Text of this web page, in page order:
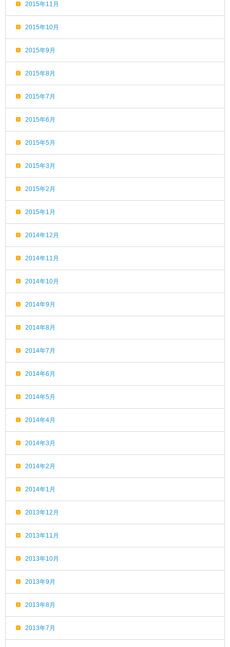
2015年11月
2015年10月
2015年9月
2015年8月
2015年7月
2015年6月
2015年5月
2015年3月
2015年2月
2015年1月
2014年12月
2014年11月
2014年10月
2014年9月
2014年8月
2014年7月
2014年6月
2014年5月
2014年4月
2014年3月
2014年2月
2014年1月
2013年12月
2013年11月
2013年10月
2013年9月
2013年8月
2013年7月